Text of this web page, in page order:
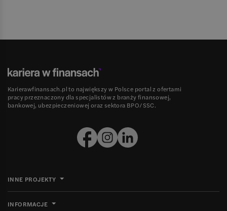
Karierawfinansach.pl to największy w Polsce portal z ofertami
pracy przeznaczony dla specjalistów z branży finansowej,
bankowej, ubezpieczeniowej oraz sektora BPO/SSC.
INNE PROJEKTY
INFORMACJE